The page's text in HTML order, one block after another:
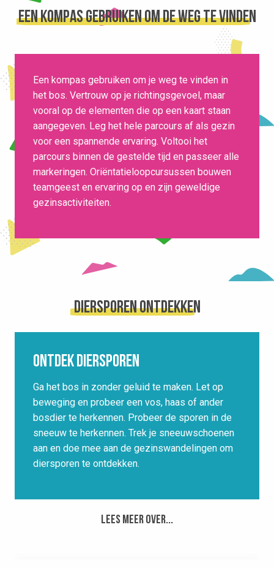
Een kompas gebruiken om de weg te vinden
Een kompas gebruiken om je weg te vinden in
het bos. Vertrouw op je richtingsgevoel, maar
vooral op de elementen die op een kaart staan
aangegeven. Leg het hele parcours af als gezin
voor een spannende ervaring. Voltooi het
parcours binnen de gestelde tijd en passeer alle
markeringen. Oriëntatieloopcursussen bouwen
teamgeest en ervaring op en zijn geweldige
gezinsactiviteiten.
Diersporen ontdekken
Ontdek diersporen
Ga het bos in zonder geluid te maken. Let op
beweging en probeer een vos, haas of ander
bosdier te herkennen. Probeer de sporen in de
sneeuw te herkennen. Trek je sneeuwschoenen
aan en doe mee aan de gezinswandelingen om
diersporen te ontdekken.
Lees meer over...